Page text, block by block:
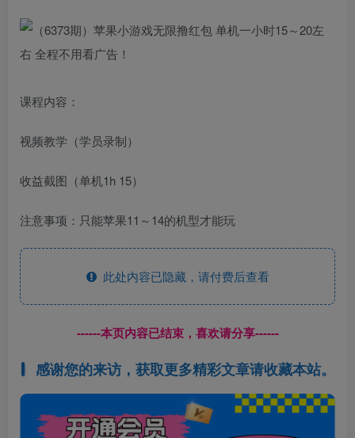
课程内容：
视频教学（学员录制）
收益截图（单机1h 15）
注意事项：只能苹果11～14的机型才能玩
此处内容已隐藏，请付费后查看
------本页内容已结束，喜欢请分享------
感谢您的来访，获取更多精彩文章请收藏本站。